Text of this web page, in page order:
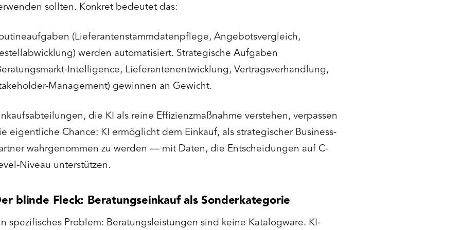
sollten. Konkret bedeutet das:
(Lieferantenstammdatenpflege, Angebotsvergleich,
werden automatisiert. Strategische Aufgaben
Intelligence, Lieferantenentwicklung, Vertragsverhandlung,
Management) gewinnen an Gewicht.
die KI als reine Effizienzmaßnahme verstehen, verpassen
eigentliche Chance: KI ermöglicht dem Einkauf, als strategischer Business-
wahrgenommen zu werden — mit Daten, die Entscheidungen auf C-
Niveau unterstützen.
blinde Fleck: Beratungseinkauf als Sonderkategorie
spezifisches Problem: Beratungsleistungen sind keine Katalogware. KI-